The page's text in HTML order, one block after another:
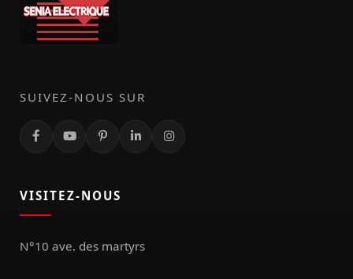
SUIVEZ-NOUS SUR
VISITEZ-NOUS
N°10 ave. des martyrs